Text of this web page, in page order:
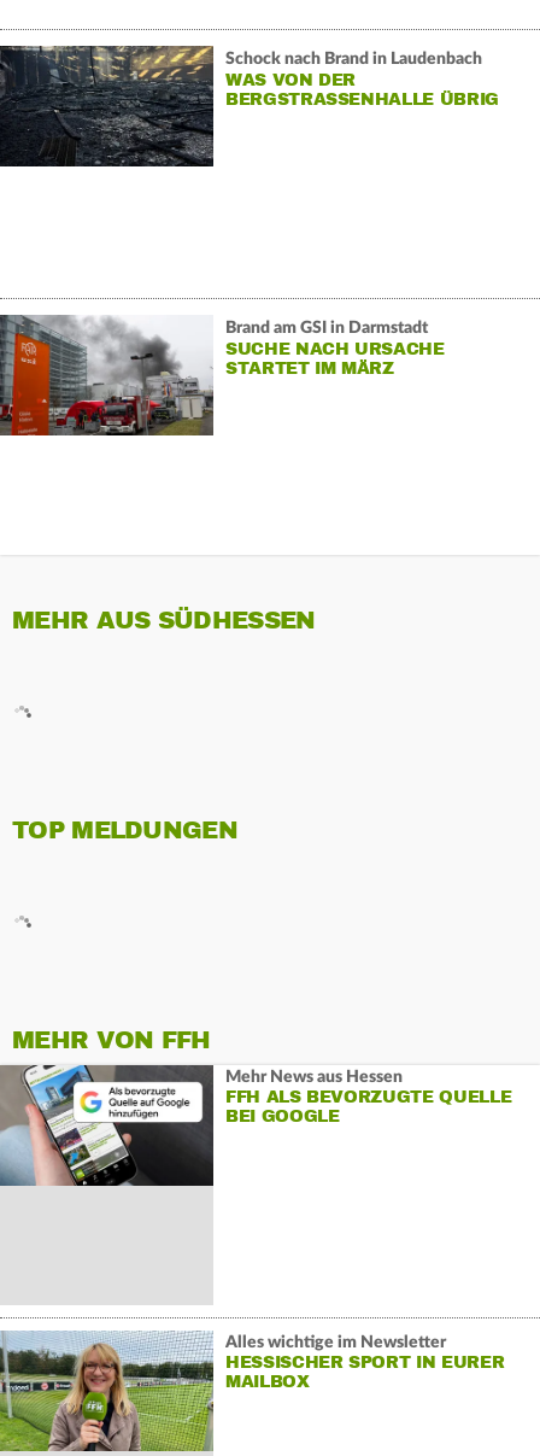
Schock nach Brand in Laudenbach
WAS VON DER
BERGSTRASSENHALLE ÜBRIG I
Brand am GSI in Darmstadt
SUCHE NACH URSACHE
STARTET IM MÄRZ
MEHR AUS SÜDHESSEN
TOP MELDUNGEN
MEHR VON FFH
Mehr News aus Hessen
FFH ALS BEVORZUGTE QUELLE
BEI GOOGLE
Alles wichtige im Newsletter
HESSISCHER SPORT IN EURER
MAILBOX